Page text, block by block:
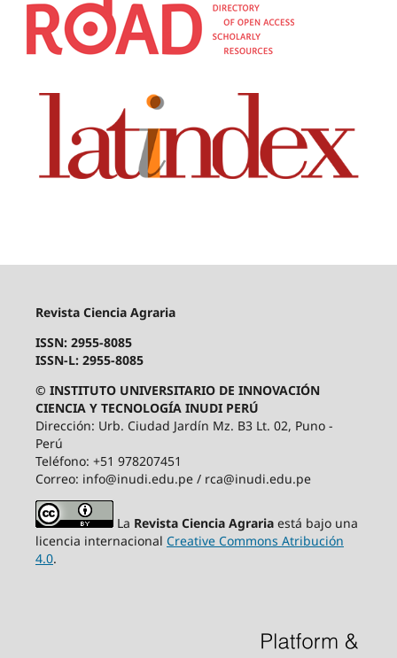
Revista Ciencia Agraria
ISSN: 2955-8085
ISSN-L: 2955-8085
© INSTITUTO UNIVERSITARIO DE INNOVACIÓN
CIENCIA Y TECNOLOGÍA INUDI PERÚ
Dirección: Urb. Ciudad Jardín Mz. B3 Lt. 02, Puno -
Perú
Teléfono: +51 978207451
Correo: info@inudi.edu.pe / rca@inudi.edu.pe
La Revista Ciencia Agraria está bajo una
licencia internacional Creative Commons Atribución
4.0.